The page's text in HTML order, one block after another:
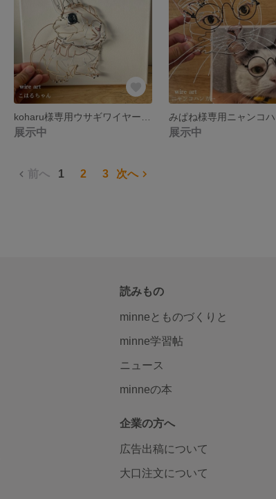
展示中 展示中
前へ 1 2 3 次へ
読みもの
minneとものづくりと
minne学習帖
ニュース
minneの本
企業の方へ
広告出稿について
大口注文について